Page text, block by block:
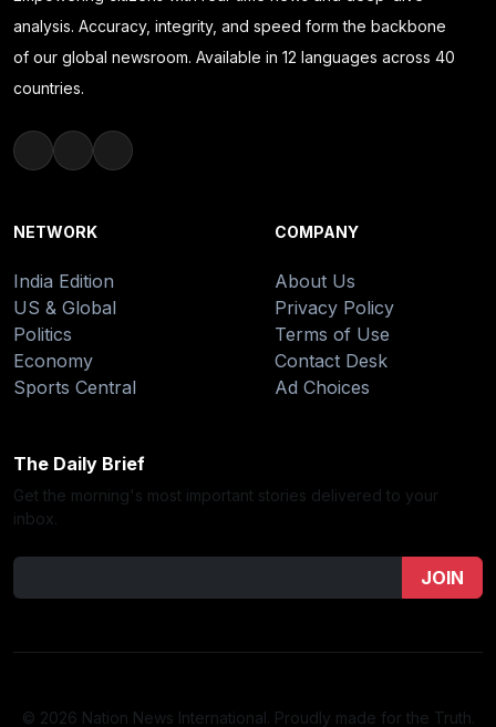
analysis. Accuracy, integrity, and speed form the backbone
of our global newsroom. Available in 12 languages across 40
countries.
NETWORK
India Edition
US & Global
Politics
Economy
Sports Central
COMPANY
About Us
Privacy Policy
Terms of Use
Contact Desk
Ad Choices
The Daily Brief
Get the morning's most important stories delivered to your
inbox.
JOIN
© 2026 Nation News International. Proudly made for the Truth.